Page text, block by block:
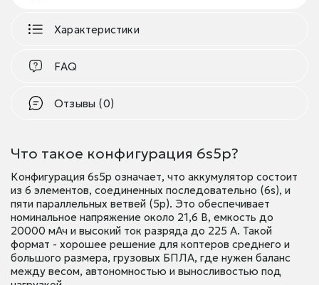
Характеристики
FAQ
Отзывы (0)
Что такое конфигурация 6s5p?
Конфигурация 6s5p означает, что аккумулятор состоит
из 6 элементов, соединенных последовательно (6s), и
пяти параллельных ветвей (5p). Это обеспечивает
номинальное напряжение около 21,6 В, емкость до
20000 мАч и высокий ток разряда до 225 А. Такой
формат - хорошее решение для коптеров среднего и
большого размера, грузовых БПЛА, где нужен баланс
между весом, автономностью и выносливостью под